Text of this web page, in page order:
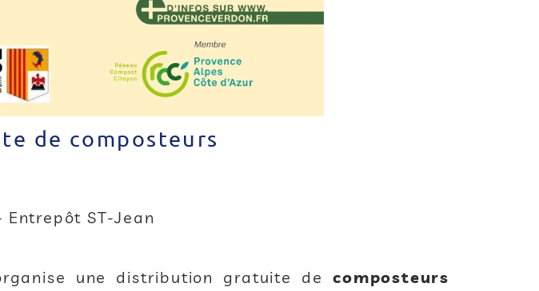
de composteurs
ST-Jean
une distribution gratuite decomposteurs